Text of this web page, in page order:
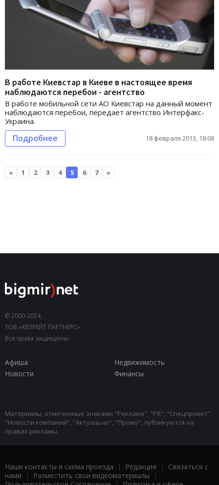
В работе Киевстар в Киеве в настоящее время
наблюдаются перебои - агентство
В работе мобильной сети АО Киевстар на данный момент
наблюдаются перебои, передает агентство Интерфакс-
Украина.
Подробнее 18 февраля 2013, 18:08
« 1 2 3 4 5 6 7 »
© 2000-2024,
ТОВ «КЕПРЕЙТ ПАРТНЕРС».
Все права защищены.
Афиша
Недвижимость
Новости
Финансы
Материалы, отмеченные знаками "Реклама", "PR", "Спецпроект",
"Новости компаний", "Актуально", "Промо", публикуются на
правах рекламы.
Наши контакты и схема проезда | Редакция | Связаться с
нами | Разместить свои видеоматериалы |